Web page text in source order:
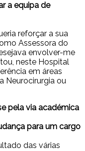
a equipa de
reforçar a sua
Assessora do
envolver-me
neste Hospital
em áreas
Neurocirurgia ou
pela via académica
para um cargo
das várias